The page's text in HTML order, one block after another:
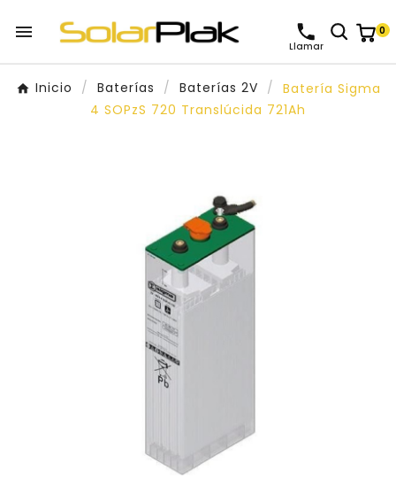

Llamar
0
Inicio Baterías Baterías 2V
Batería Sigma
4 SOPzS 720 Translúcida 721Ah